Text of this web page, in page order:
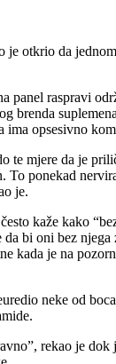
je otkrio da
panel raspravi
brenda
ima opsesivno
te mjere da je
To ponekad
je.
kaže kako
bi oni bez
kada je na
neke od
rekao je dok